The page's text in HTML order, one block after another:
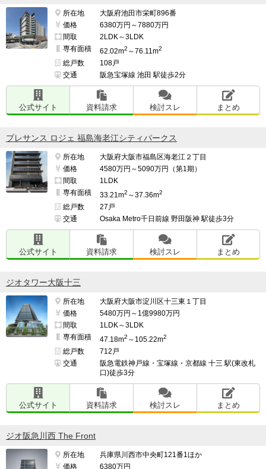
所在地
大阪府池田市栄町896番
価格
6380万円～7880万円
間取
2LDK～3LDK
専有面積
62.02m2 ～76.11m2
総戸数
108戸
交通
阪急宝塚線 池田 駅徒歩2分
公式サイト 資料請求 検討スレ まとめ
プレサンス ロジェ 福島海老江シティパークス
所在地
大阪府大阪市福島区海老江２丁目
価格
4580万円～5090万円（第1期）
間取
1LDK
専有面積
33.21m2 ～37.36m2
総戸数
27戸
交通
Osaka Metro千日前線 野田阪神 駅徒歩3分
公式サイト 資料請求 検討スレ まとめ
ジオタワー大阪十三
所在地
大阪府大阪市淀川区十三東１丁目
価格
5480万円～1億9980万円
間取
1LDK～3LDK
専有面積
47.18m2 ～105.22m2
総戸数
712戸
交通
阪急電鉄神戸線・宝塚線・京都線 十三 駅(東改札
口)徒歩3分
公式サイト 資料請求 検討スレ まとめ
ジオ阪急川西 The Front
所在地
兵庫県川西市中央町121番1ほか
価格
6380万円